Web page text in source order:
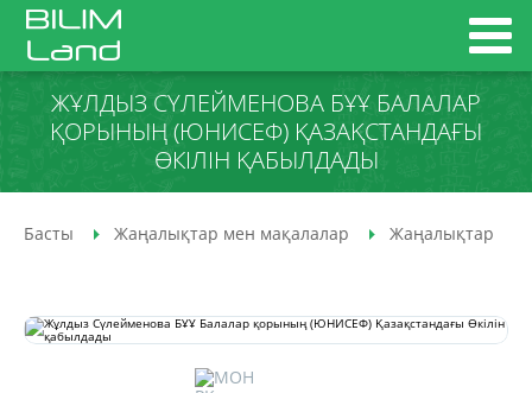
ЖҰЛДЫЗ СҮЛЕЙМЕНОВА БҰҰ БАЛАЛАР
ҚОРЫНЫҢ (ЮНИСЕФ) ҚАЗАҚСТАНДАҒЫ
ӨКІЛІН ҚАБЫЛДАДЫ
Басты Жаңалықтар мен мақалалар Жаңалықтар